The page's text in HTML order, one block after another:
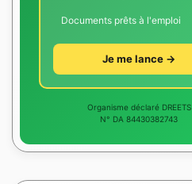
Documents prêts à l'emploi
Je me lance →
Organisme déclaré DREETS
N° DA 84430382743